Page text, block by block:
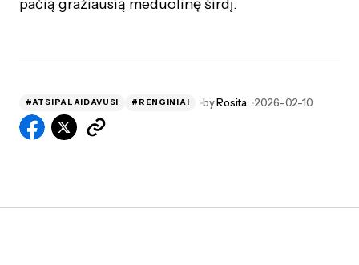
pačią gražiausią meduolinę širdį.
#ATSIPALAIDAVUSI #RENGINIAI byRosita 2026-02-10